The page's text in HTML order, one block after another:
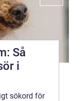
Så
i
sökord för